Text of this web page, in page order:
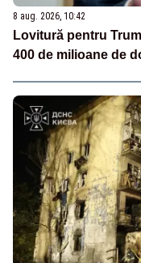
8 aug. 2026, 10:42
Lovitură pentru
400 de milioane de